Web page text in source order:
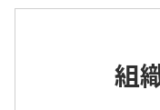
組